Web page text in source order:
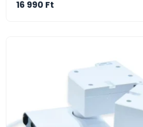
16 990 Ft